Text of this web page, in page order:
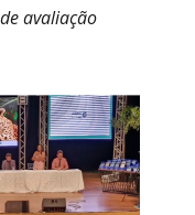
avaliação